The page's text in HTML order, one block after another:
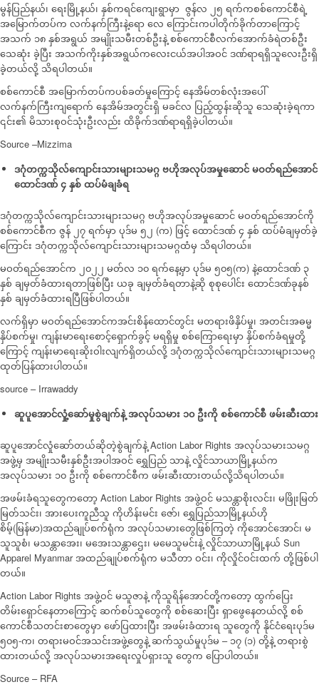
မွန်ပြည်နယ်၊ ရေးမြို့နယ်၊ နှစ်ကရင်ကျေးရွာမှာ ဇွန်လ ၂၅ ရက်ကစစ်ကောင်စီရဲ့
အမြောက်တပ်က လက်နက်ကြီးနဲ့ရော လေ ကြောင်းကပါတိုက်ခိုက်တာကြောင့်
အသက် ၁၈ နှစ်အရွယ် အမျိုးသမီးတစ်ဦးနဲ့ စစ်ကောင်စီလက်အောက်ခံရဲတစ်ဦး
သေဆုံး ခဲ့ပြီး အသက်ကိုးနှစ်အရွယ်ကလေးငယ်အပါအဝင် ဒဏ်ရာရရှိသူလေးဦးရှိ
ခဲ့တယ်လို့ သိရပါတယ်။
စစ်ကောင်စီ အမြောက်တပ်ကပစ်ခတ်မှုကြောင့် နေအိမ်တစ်လုံးအပေါ်
လက်နက်ကြီးကျရောက် နေအိမ်အတွင်းရှိ မခင်လ ပြည့်ထွန်းဆိုသူ သေဆုံးခဲ့ရကာ
၎င်း၏ မိသားစုဝင်သုံးဦးလည်း ထိခိုက်ဒဏ်ရာရရှိခဲ့ပါတယ်။
Source –Mizzima
ဒဂုံတက္ကသိုလ်ကျောင်းသားများသမဂ္ဂ ဗဟိုအလုပ်အမှုဆောင် မဝတ်ရည်အောင်
ထောင်ဒဏ် ၄ နှစ် ထပ်မံချခံရ
ဒဂုံတက္ကသိုလ်ကျောင်းသားများသမဂ္ဂ ဗဟိုအလုပ်အမှုဆောင် မဝတ်ရည်အောင်ကို
စစ်ကောင်စီက ဇွန် ၂၇ ရက်မှာ ပုဒ်မ ၅၂ (က) ဖြင့် ထောင်ဒဏ် ၄ နှစ် ထပ်မံချမှတ်ခဲ့
ကြောင်း ဒဂုံတက္ကသိုလ်ကျောင်းသားများသမဂ္ဂထံမှ သိရပါတယ်။
မဝတ်ရည်အောင်က ၂၀၂၂ မတ်လ ၁၀ ရက်နေ့မှာ ပုဒ်မ ၅၀၅(က) နဲ့ထောင်ဒဏ် ၃
နှစ် ချမှတ်ခံထားရတာဖြစ်ပြီး ယခု ချမှတ်ခံရတာနဲ့ဆို စုစုပေါင်း ထောင်ဒဏ်ခုနစ်
နှစ် ချမှတ်ခံထားရပြီဖြစ်ပါတယ်။
လက်ရှိမှာ မဝတ်ရည်အောင်ကအင်းစိန်ထောင်တွင်း မတရားဖိနှိပ်မှု၊ အတင်းအဓမ္မ
နှိပ်စက်မှု၊ ကျန်းမာရေးစောင့်ရှောက်ခွင့် မရရှိမှု စစ်ကြောရေးမှာ နှိပ်စက်ခံရမှုတို့
ကြောင့် ကျန်းမာရေးဆိုးဝါးလျက်ရှိတယ်လို့ ဒဂုံတက္ကသိုလ်ကျောင်းသားများသမဂ္ဂ
ထုတ်ပြန်ထားပါတယ်။
source – Irrawaddy
ဆူပူအောင်လှုံ့ဆော်မှုစွဲချက်နဲ့ အလုပ်သမား ၁၀ ဦးကို စစ်ကောင်စီ ဖမ်းဆီးထား
ဆူပူအောင်လှုံဆော်တယ်ဆိုတဲ့စွဲချက်နဲ့ Action Labor Rights အလုပ်သမားသမဂ္ဂ
အဖွဲ့မှ အမျိုးသမီးနှစ်ဦးအပါအဝင် ရွှေပြည် သာနဲ့ လှိုင်သာယာမြို့နယ်က
အလုပ်သမား ၁၀ ဦးကို စစ်ကောင်စီက ဖမ်းဆီးထားတယ်လို့သိရပါတယ်။
အဖမ်းခံရသူတွေကတော့ Action Labor Rights အဖွဲ့ဝင် မသန္တာစိုးလင်း၊ မဖြိုးမြတ်
မြတ်သင်း၊ အားပေးကူညီသူ ကိုဟိန်းမင်း ဇော်၊ ရွှေပြည်သာမြို့နယ်ဟို
စိမ့်(မြန်မာ)အထည်ချုပ်စက်ရုံက အလုပ်သမားတွေဖြစ်ကြတဲ့ ကိုအောင်အောင်၊ မ
သူသူစံ၊ မသန္တာအေး၊ မအေးသန္တာဌေး၊ မမေသူမင်းနဲ့ လှိုင်သာယာမြို့နယ် Sun
Apparel Myanmar အထည်ချုပ်စက်ရုံက မသီတာ ဝင်း၊ ကိုလှိုင်ဝင်းထက် တို့ဖြစ်ပါ
တယ်။
Action Labor Rights အဖွဲ့ဝင် မသူဇာနဲ့ ကိုသူရိန်အောင်တို့ကတော့ ထွက်ပြေး
တိမ်းရှောင်နေတာကြောင့် ဆက်စပ်သူတွေကို စစ်ဆေးပြီး ရှာဖွေနေတယ်လို့ စစ်
ကောင်စီသတင်းစာတွေမှာ ဖော်ပြထားပြီး အဖမ်းခံထားရ သူတွေကို နိုင်ငံရေးပုဒ်မ
၅၀၅-က၊ တရားမဝင်အသင်းအဖွဲ့တွေနဲ့ ဆက်သွယ်မှုပုဒ်မ – ၁၇ (၁) တို့နဲ့ တရားစွဲ
ထားတယ်လို့ အလုပ်သမားအရေးလှုပ်ရှားသူ တွေက ပြောပါတယ်။
Source – RFA